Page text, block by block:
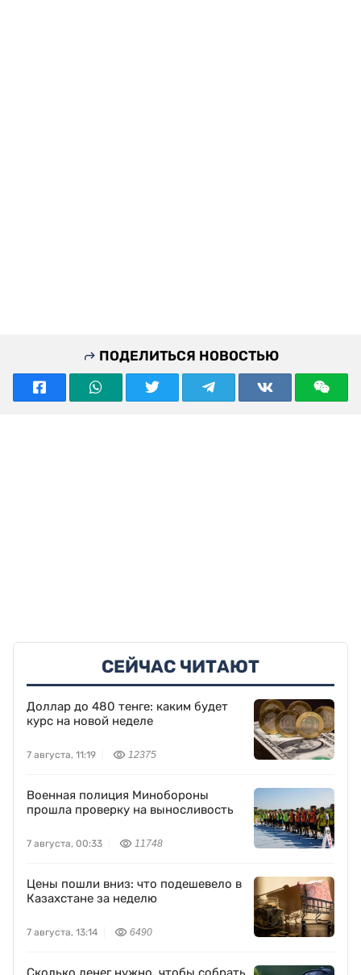
ПОДЕЛИТЬСЯ НОВОСТЬЮ
СЕЙЧАС ЧИТАЮТ
Доллар до 480 тенге: каким будет
курс на новой неделе
7 августа, 11:19 12375
Военная полиция Минобороны
прошла проверку на выносливость
7 августа, 00:33 11748
Цены пошли вниз: что подешевело в
Казахстане за неделю
7 августа, 13:14 6490